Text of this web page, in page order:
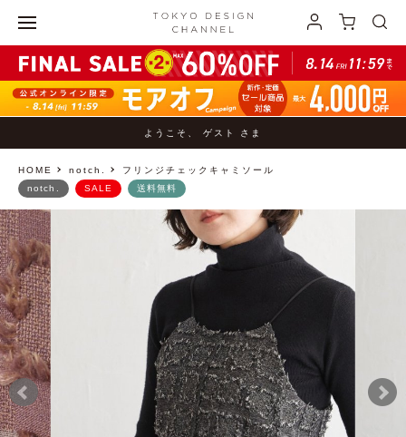
ようこそ、 ゲスト さま
HOME notch. フリンジチェックキャミソール
notch. SALE 送料無料